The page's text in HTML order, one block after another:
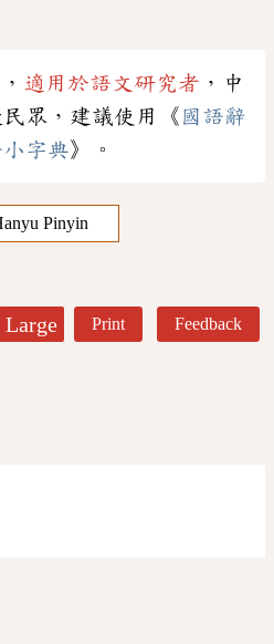
適用於語文研究者 ，中
眾，建議使用《 國語辭
小字典》。
Pinyin
Large Print Feedback